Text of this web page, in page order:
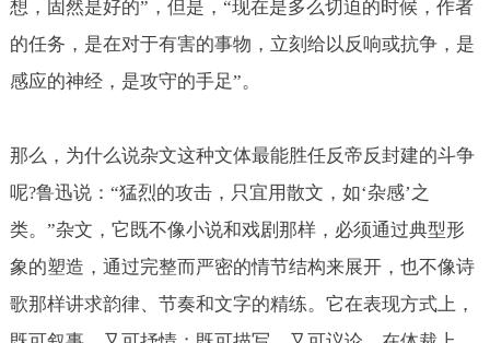
想，固然是好的”，但是，“现在是多么切迫的时候，作者
的任务，是在对于有害的事物，立刻给以反响或抗争，是
感应的神经，是攻守的手足”。
那么，为什么说杂文这种文体最能胜任反帝反封建的斗争
呢?鲁迅说：“猛烈的攻击，只宜用散文，如‘杂感’之
类。”杂文，它既不像小说和戏剧那样，必须通过典型形
象的塑造，通过完整而严密的情节结构来展开，也不像诗
歌那样讲求韵律、节奏和文字的精练。它在表现方式上，